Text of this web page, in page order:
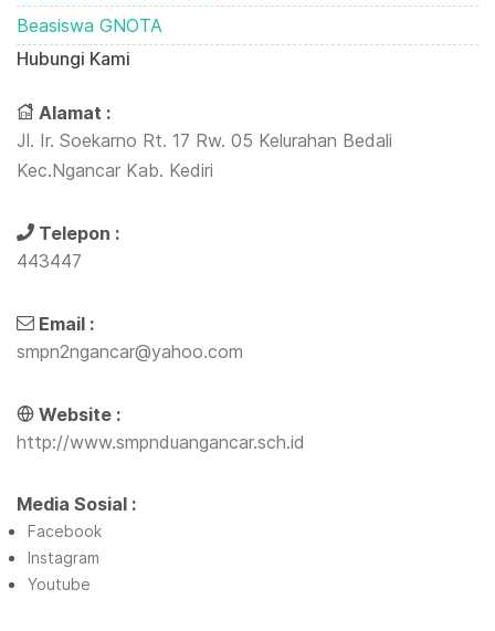
Beasiswa GNOTA
Hubungi Kami
Alamat :
Jl. Ir. Soekarno Rt. 17 Rw. 05 Kelurahan Bedali
Kec.Ngancar Kab. Kediri
Telepon :
443447
Email :
smpn2ngancar@yahoo.com
Website :
http://www.smpnduangancar.sch.id
Media Sosial :
Facebook
Instagram
Youtube